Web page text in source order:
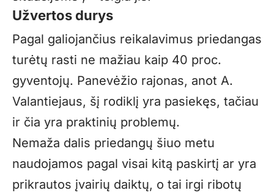
Užvertos durys
Pagal galiojančius reikalavimus priedangas
turėtų rasti ne mažiau kaip 40 proc.
gyventojų. Panevėžio rajonas, anot A.
Valantiejaus, šį rodiklį yra pasiekęs, tačiau
ir čia yra praktinių problemų.
Nemaža dalis priedangų šiuo metu
naudojamos pagal visai kitą paskirtį ar yra
prikrautos įvairių daiktų, o tai irgi ribotų